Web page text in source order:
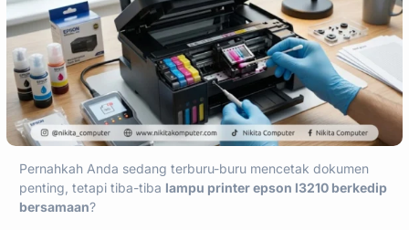
Pernahkah Anda sedang terburu-buru mencetak dokumen
penting, tetapi tiba-tiba lampu printer epson l3210 berkedip
bersamaan?